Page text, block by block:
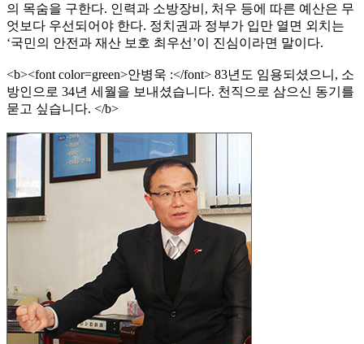
의 목숨을 구한다. 인력과 소방장비, 처우 등에 따른 예산은 무
엇보다 우선되어야 한다. 정치권과 정부가 입만 열면 외치는
‘국민의 안전과 재산 보호 최우선’이 진심이라면 말이다.
<b><font color=green>안병욱 :</font> 83년도 임용되셨으니, 소
방인으로 34년 세월을 보내셨습니다. 천직으로 삼으신 동기를
묻고 싶습니다. </b>